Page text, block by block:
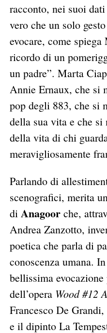
racconto, nei suoi
vero che un solo
evocare, come
ricordo di un
un padre”. Marta
Annie Ernaux, che si
pop degli 883, che si
della sua vita e che
della vita di chi
meravigliosamente
Parlando di
scenografici, merita
di Anagoor che,
Andrea Zanzotto,
poetica che parla di
conoscenza umana.
bellissima
dell’opera Wood #12
Francesco De
e il dipinto La